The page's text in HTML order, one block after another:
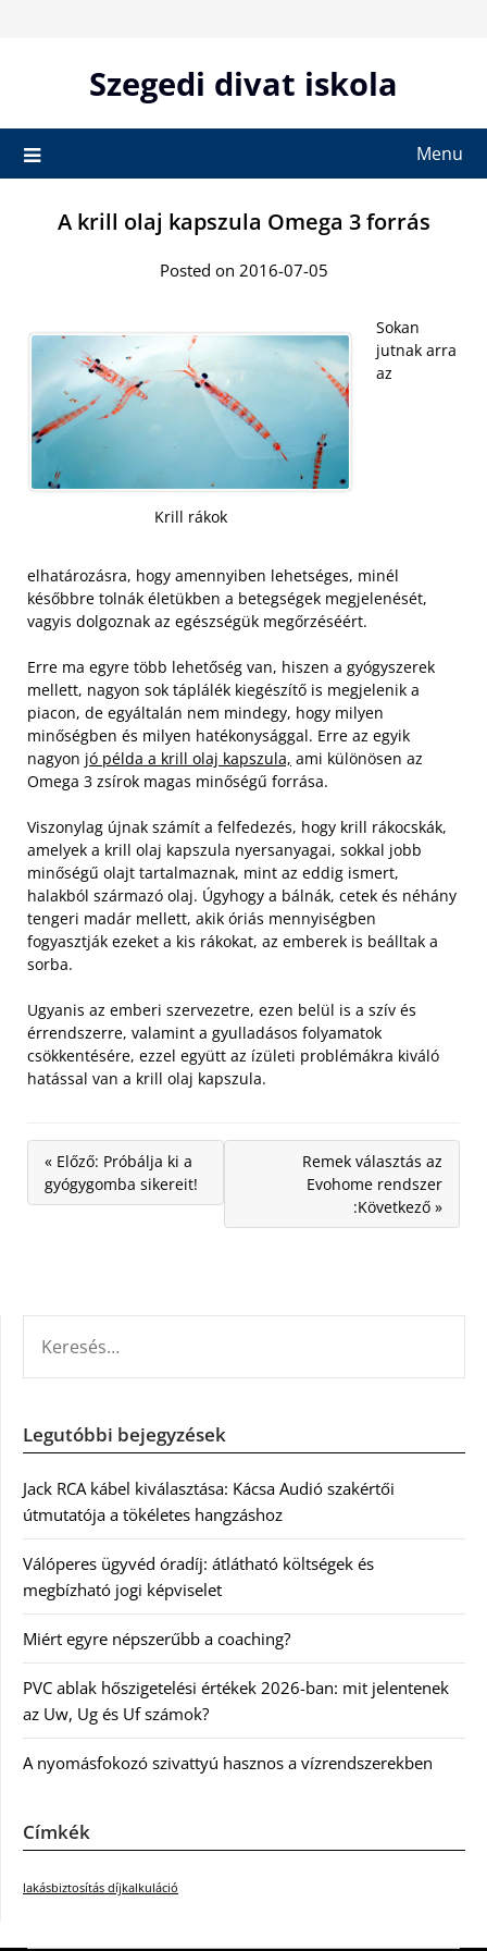
Szegedi divat iskola
Menu
A krill olaj kapszula Omega 3 forrás
Posted on 2016-07-05
Krill rákok
Sokan
jutnak arra
az
elhatározásra, hogy amennyiben lehetséges, minél
későbbre tolnák életükben a betegségek megjelenését,
vagyis dolgoznak az egészségük megőrzéséért.
Erre ma egyre több lehetőség van, hiszen a gyógyszerek
mellett, nagyon sok táplálék kiegészítő is megjelenik a
piacon, de egyáltalán nem mindegy, hogy milyen
minőségben és milyen hatékonysággal. Erre az egyik
nagyon jó példa a krill olaj kapszula, ami különösen az
Omega 3 zsírok magas minőségű forrása.
Viszonylag újnak számít a felfedezés, hogy krill rákocskák,
amelyek a krill olaj kapszula nyersanyagai, sokkal jobb
minőségű olajt tartalmaznak, mint az eddig ismert,
halakból származó olaj. Úgyhogy a bálnák, cetek és néhány
tengeri madár mellett, akik óriás mennyiségben
fogyasztják ezeket a kis rákokat, az emberek is beálltak a
sorba.
Ugyanis az emberi szervezetre, ezen belül is a szív és
érrendszerre, valamint a gyulladásos folyamatok
csökkentésére, ezzel együtt az ízületi problémákra kiváló
hatással van a krill olaj kapszula.
« Előző: Próbálja ki a
gyógygomba sikereit!
Remek választás az
Evohome rendszer
:Következő »
Legutóbbi bejegyzések
Jack RCA kábel kiválasztása: Kácsa Audió szakértői
útmutatója a tökéletes hangzáshoz
Válóperes ügyvéd óradíj: átlátható költségek és
megbízható jogi képviselet
Miért egyre népszerűbb a coaching?
PVC ablak hőszigetelési értékek 2026-ban: mit jelentenek
az Uw, Ug és Uf számok?
A nyomásfokozó szivattyú hasznos a vízrendszerekben
Címkék
lakásbiztosítás díjkalkuláció